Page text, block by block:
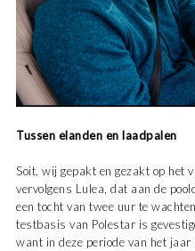
Tussen elanden en laadpalen
Soit, wij gepakt en gezakt op het
vervolgens Lulea, dat aan de
een tocht van twee uur te
testbasis van Polestar is
want in deze periode van het